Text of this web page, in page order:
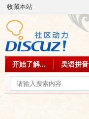
收藏本站
开始了解... 吴语拼音